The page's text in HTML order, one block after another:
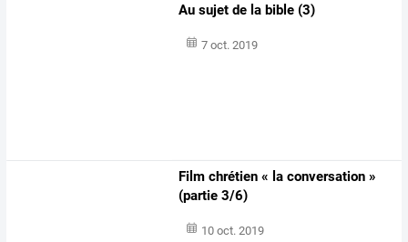
Au sujet de la bible (3)
7 oct. 2019
Film chrétien « la conversation »
(partie 3/6)
10 oct. 2019